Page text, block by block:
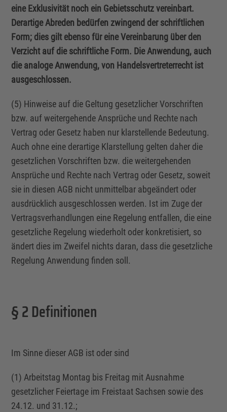
eine Exklusivität noch ein Gebietsschutz vereinbart.
Derartige Abreden bedürfen zwingend der schriftlichen
Form; dies gilt ebenso für eine Vereinbarung über den
Verzicht auf die schriftliche Form. Die Anwendung, auch
die analoge Anwendung, von Handelsvertreterrecht ist
ausgeschlossen.
(5) Hinweise auf die Geltung gesetzlicher Vorschriften
bzw. auf weitergehende Ansprüche und Rechte nach
Vertrag oder Gesetz haben nur klarstellende Bedeutung.
Auch ohne eine derartige Klarstellung gelten daher die
gesetzlichen Vorschriften bzw. die weitergehenden
Ansprüche und Rechte nach Vertrag oder Gesetz, soweit
sie in diesen AGB nicht unmittelbar abgeändert oder
ausdrücklich ausgeschlossen werden. Ist im Zuge der
Vertragsverhandlungen eine Regelung entfallen, die eine
gesetzliche Regelung wiederholt oder konkretisiert, so
ändert dies im Zweifel nichts daran, dass die gesetzliche
Regelung Anwendung finden soll.
§ 2 Definitionen
Im Sinne dieser AGB ist oder sind
(1) Arbeitstag Montag bis Freitag mit Ausnahme
gesetzlicher Feiertage im Freistaat Sachsen sowie des
24.12. und 31.12.;